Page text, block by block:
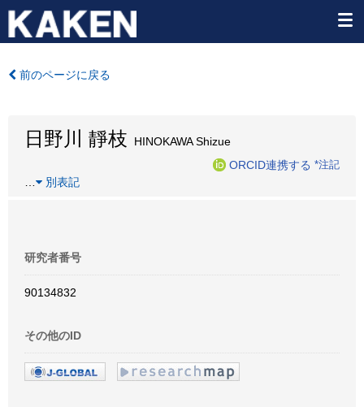
前のページに戻る
日野川 靜枝 HINOKAWA Shizue
ORCID連携する *注記
別表記
研究者番号
90134832
その他のID